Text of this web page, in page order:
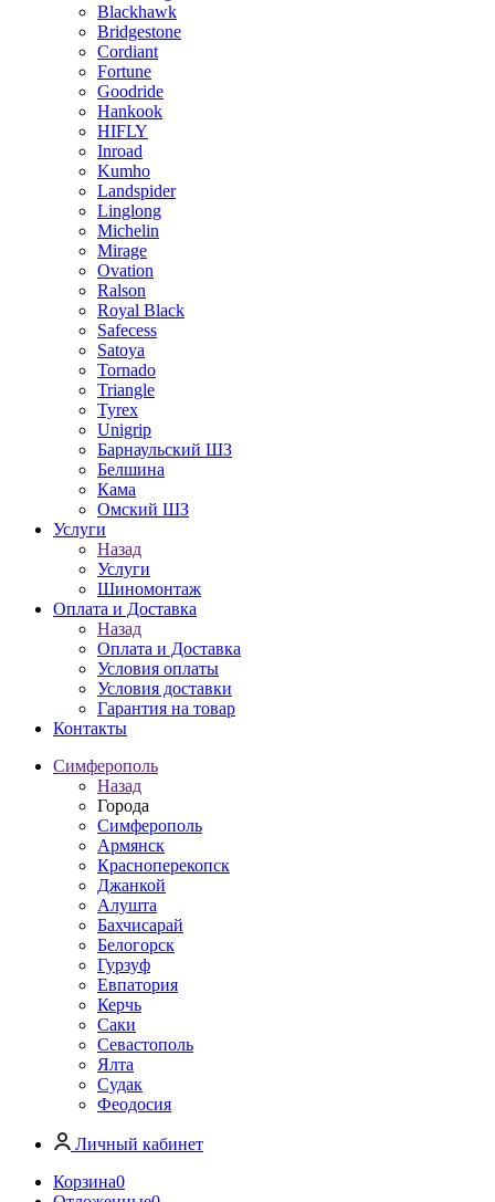
Blackhawk
Bridgestone
Cordiant
Fortune
Goodride
Hankook
HIFLY
Inroad
Kumho
Landspider
Linglong
Michelin
Mirage
Ovation
Ralson
Royal Black
Safecess
Satoya
Tornado
Triangle
Tyrex
Unigrip
Барнаульский ШЗ
Белшина
Кама
Омский ШЗ
Услуги
Назад
Услуги
Шиномонтаж
Оплата и Доставка
Назад
Оплата и Доставка
Условия оплаты
Условия доставки
Гарантия на товар
Контакты
Симферополь
Назад
Города
Симферополь
Армянск
Красноперекопск
Джанкой
Алушта
Бахчисарай
Белогорск
Гурзуф
Евпатория
Керчь
Саки
Севастополь
Ялта
Судак
Феодосия
Личный кабинет
Корзина0